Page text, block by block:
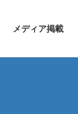
メディア掲載